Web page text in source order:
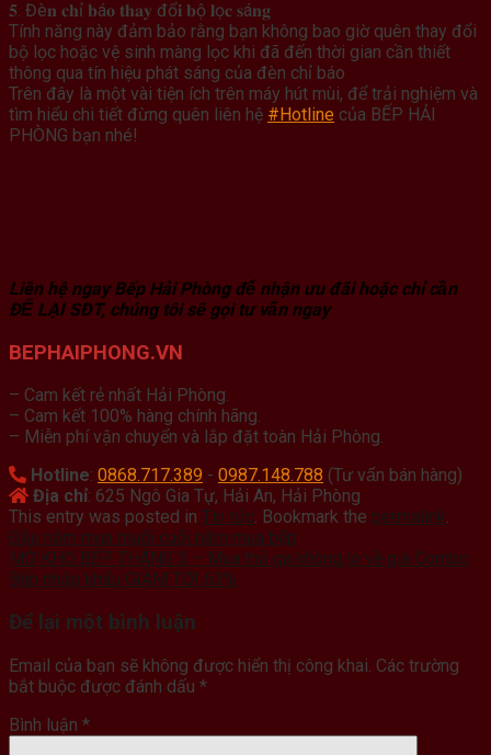
𝟓. Đè𝐧 𝐜𝐡ỉ 𝐛á𝐨 𝐭𝐡𝐚𝐲 đổ𝐢 𝐛ộ 𝐥ọ𝐜 𝐬á𝐧𝐠
Tính năng này đảm bảo rằng bạn không bao giờ quên thay đổi
bộ lọc hoặc vệ sinh màng lọc khi đã đến thời gian cần thiết
thông qua tín hiệu phát sáng của đèn chỉ báo
Trên đây là một vài tiện ích trên máy hút mùi, để trải nghiệm và
tìm hiểu chi tiết đừng quên liên hệ #Hotline của BẾP HẢI
PHÒNG bạn nhé!
Liên hệ ngay Bếp Hải Phòng để nhận ưu đãi hoặc chỉ cần
ĐỂ LẠI SĐT, chúng tôi sẽ gọi tư vấn ngay
BEPHAIPHONG.VN
– Cam kết rẻ nhất Hải Phòng.
– Cam kết 100% hàng chính hãng.
– Miễn phí vận chuyển và lắp đặt toàn Hải Phòng.
Hotline: 0868.717.389 - 0987.148.788 (Tư vấn bán hàng)
Địa chỉ: 625 Ngô Gia Tự, Hải An, Hải Phòng
This entry was posted in Tin tức. Bookmark the permalink.
Đầu năm mua muối cuối năm mua bếp
MỞ KHO BẾP THÁNG 3 – Mua thả ga không lo về giá Combo
Bếp nhập khẩu GIẢM TỚI 63%
Để lại một bình luận
Email của bạn sẽ không được hiển thị công khai. Các trường
bắt buộc được đánh dấu *
Bình luận *